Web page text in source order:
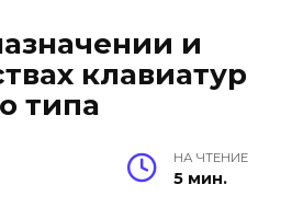
и
клавиатур
типа
НА ЧТЕНИЕ
5 мин.